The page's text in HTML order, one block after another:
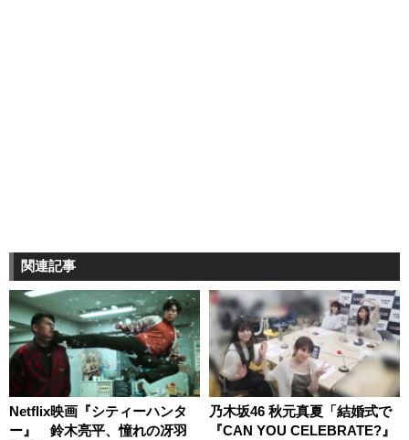
関連記事
Netflix映画『シティーハンタ
ー』 鈴木亮平、憧れの冴羽
乃木坂46 秋元真夏「結婚式で
『CAN YOU CELEBRATE?』